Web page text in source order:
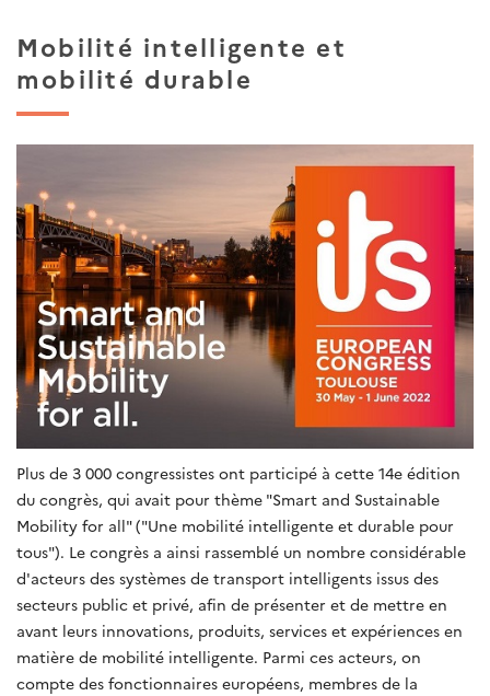
Mobilité intelligente et
mobilité durable
Plus de 3 000 congressistes ont participé à cette 14e édition
du congrès, qui avait pour thème "Smart and Sustainable
Mobility for all" ("Une mobilité intelligente et durable pour
tous"). Le congrès a ainsi rassemblé un nombre considérable
d'acteurs des systèmes de transport intelligents issus des
secteurs public et privé, afin de présenter et de mettre en
avant leurs innovations, produits, services et expériences en
matière de mobilité intelligente. Parmi ces acteurs, on
compte des fonctionnaires européens, membres de la